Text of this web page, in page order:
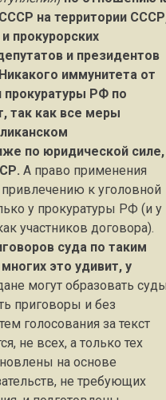
на территории
прокурорских
и президентов
иммунитета от
прокуратуры РФ по
так как все меры
по юридической силе,
А право применения
к уголовной
у прокуратуры РФ (и у
участников договора).
суда по таким
это удивит, у
могут образовать
приговоры и без
голосования за текст
не всех, а только тех
на основе
не требующих